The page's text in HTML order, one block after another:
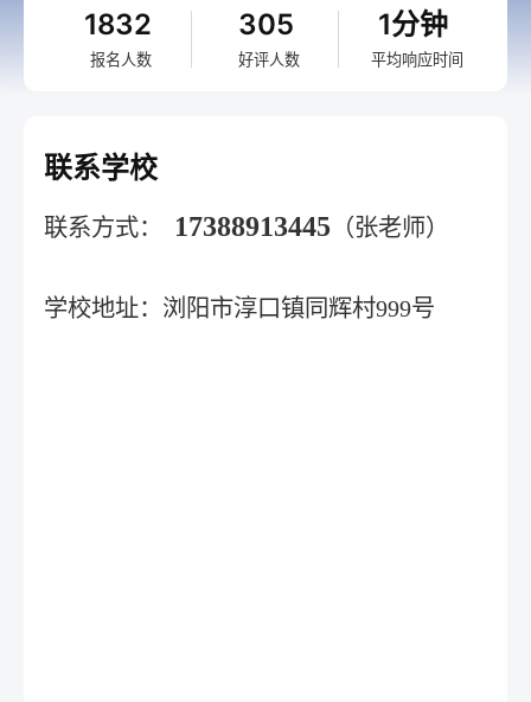
1832
报名人数
305
好评人数
1分钟
平均响应时间
联系学校
联系方式： 17388913445 （张老师）
学校地址：浏阳市淳口镇同辉村999号